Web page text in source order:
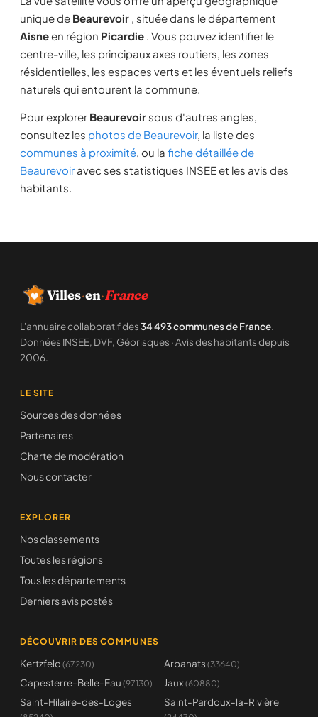
unique de Beaurevoir , située dans le département
Aisneen région Picardie . Vous pouvez identifier le
centre-ville, les principaux axes routiers, les zones
résidentielles, les espaces verts et les éventuels reliefs
naturels qui entourent la commune.
Pour explorer Beaurevoir sous d'autres angles,
consultez les photos de Beaurevoir, la liste des
communes à proximité, ou la fiche détaillée de
Beaurevoir avec ses statistiques INSEE et les avis des
habitants.
Villes·en·France
L'annuaire collaboratif des34 493 communes de France.
Données INSEE, DVF, Géorisques · Avis des habitants depuis
2006.
LE SITE
Sources des données
Partenaires
Charte de modération
Nous contacter
EXPLORER
Nos classements
Toutes les régions
Tous les départements
Derniers avis postés
DÉCOUVRIR DES COMMUNES
Kertzfeld (67230) Arbanats (33640)
Capesterre-Belle-Eau (97130) Jaux (60880)
Saint-Hilaire-des-Loges Saint-Pardoux-la-Rivière